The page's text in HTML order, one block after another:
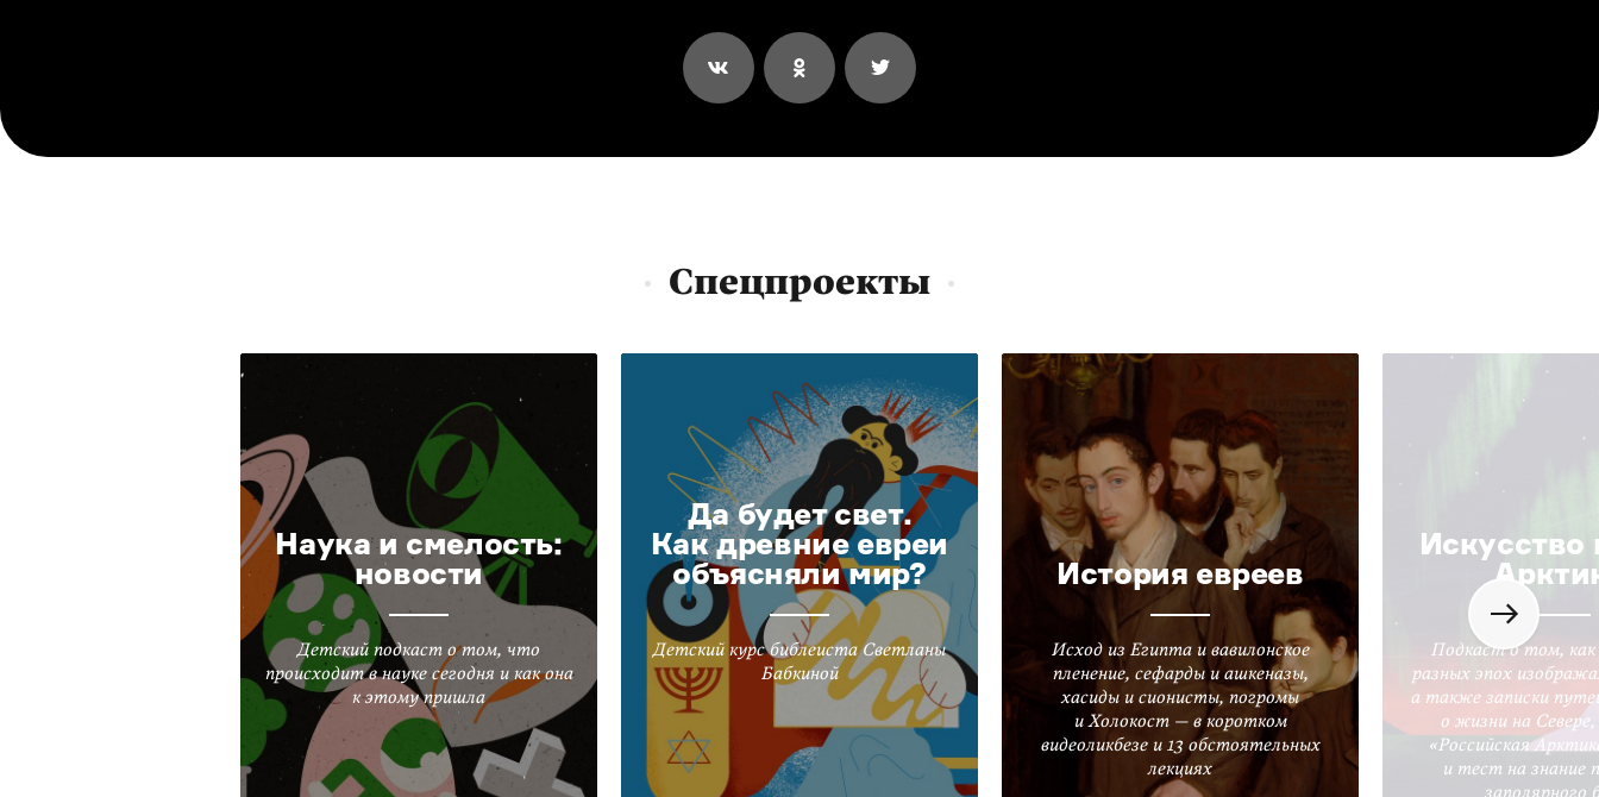
Спецпроекты
Наука и смелость:
новости
Детский подкаст о том, что
происходит в науке сегодня и как она
к этому пришла
Да будет свет.
Как древние евреи
объясняли мир?
Детский курс библеиста Светланы
Бабкиной
История евреев
Исход из Египта и вавилонское
пленение, сефарды и ашкеназы,
хасиды и сионисты, погромы
и Холокост — в коротком
видеоликбезе и 13 обстоятельных
лекциях
Искусство
Подкаст о том,
разных эпох
а также записки
о жизни на
«Российская
и тест на знание
заполярного